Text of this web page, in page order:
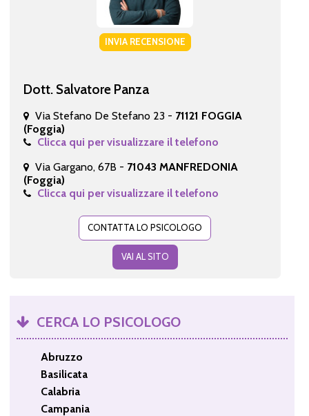
INVIA RECENSIONE
Dott. Salvatore Panza
Via Stefano De Stefano 23 - 71121 FOGGIA
(Foggia)
Clicca qui per visualizzare il telefono
Via Gargano, 67B - 71043 MANFREDONIA
(Foggia)
Clicca qui per visualizzare il telefono
CONTATTA LO PSICOLOGO
VAI AL SITO
CERCA LO PSICOLOGO
Abruzzo
Basilicata
Calabria
Campania